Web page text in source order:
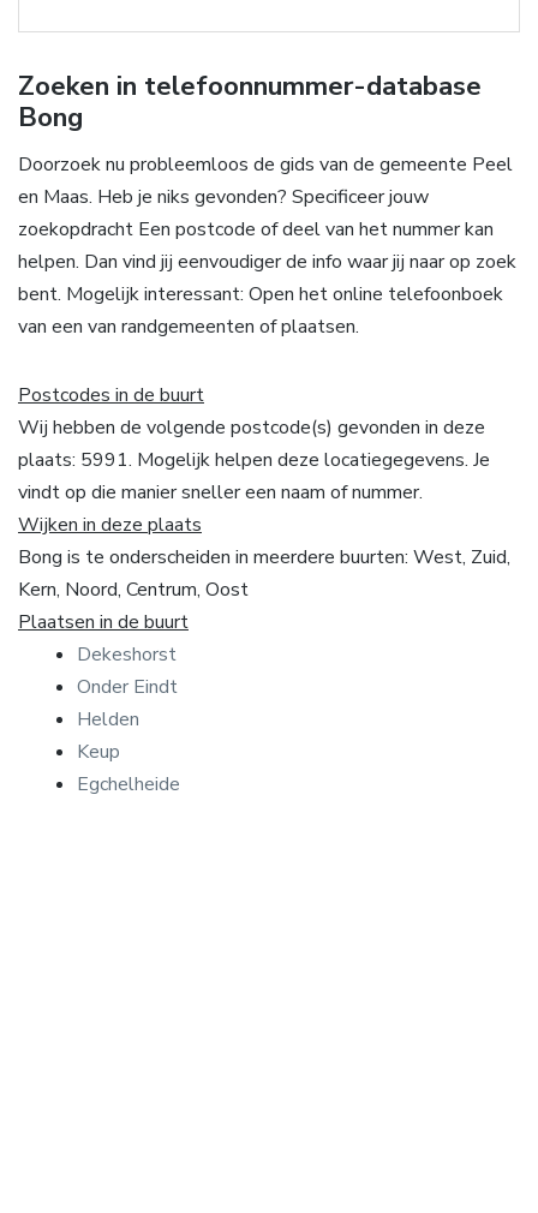
Zoeken in telefoonnummer-database
Bong
Doorzoek nu probleemloos de gids van de gemeente Peel
en Maas. Heb je niks gevonden? Specificeer jouw
zoekopdracht Een postcode of deel van het nummer kan
helpen. Dan vind jij eenvoudiger de info waar jij naar op zoek
bent. Mogelijk interessant: Open het online telefoonboek
van een van randgemeenten of plaatsen.
Postcodes in de buurt
Wij hebben de volgende postcode(s) gevonden in deze
plaats: 5991. Mogelijk helpen deze locatiegegevens. Je
vindt op die manier sneller een naam of nummer.
Wijken in deze plaats
Bong is te onderscheiden in meerdere buurten: West, Zuid,
Kern, Noord, Centrum, Oost
Plaatsen in de buurt
Dekeshorst
Onder Eindt
Helden
Keup
Egchelheide